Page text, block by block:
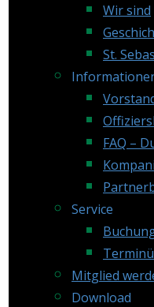
Wir sind
St.
FAQ –
Service
Mitglied
Download